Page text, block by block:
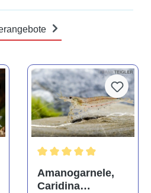
Amanogarnele,
Caridina